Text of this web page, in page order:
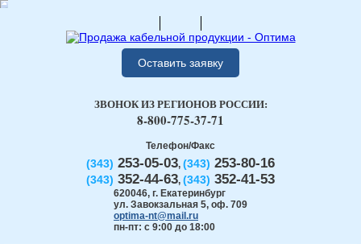
Оставить заявку
Телефон/Факс
(343) 253-05-03, (343) 253-80-16
(343) 352-44-63, (343) 352-41-53
620046, г. Екатеринбург
ул. Завокзальная 5, оф. 709
optima-nt@mail.ru
пн-пт: с 9:00 до 18:00
ЗВОНОК ИЗ РЕГИОНОВ РОССИИ:
8-800-775-37-71